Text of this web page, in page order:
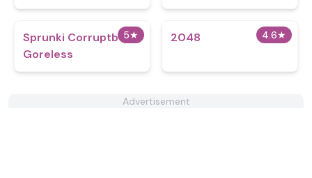
5★
Sprunki Corruptbox
Goreless
4.6★
2048
Advertisement